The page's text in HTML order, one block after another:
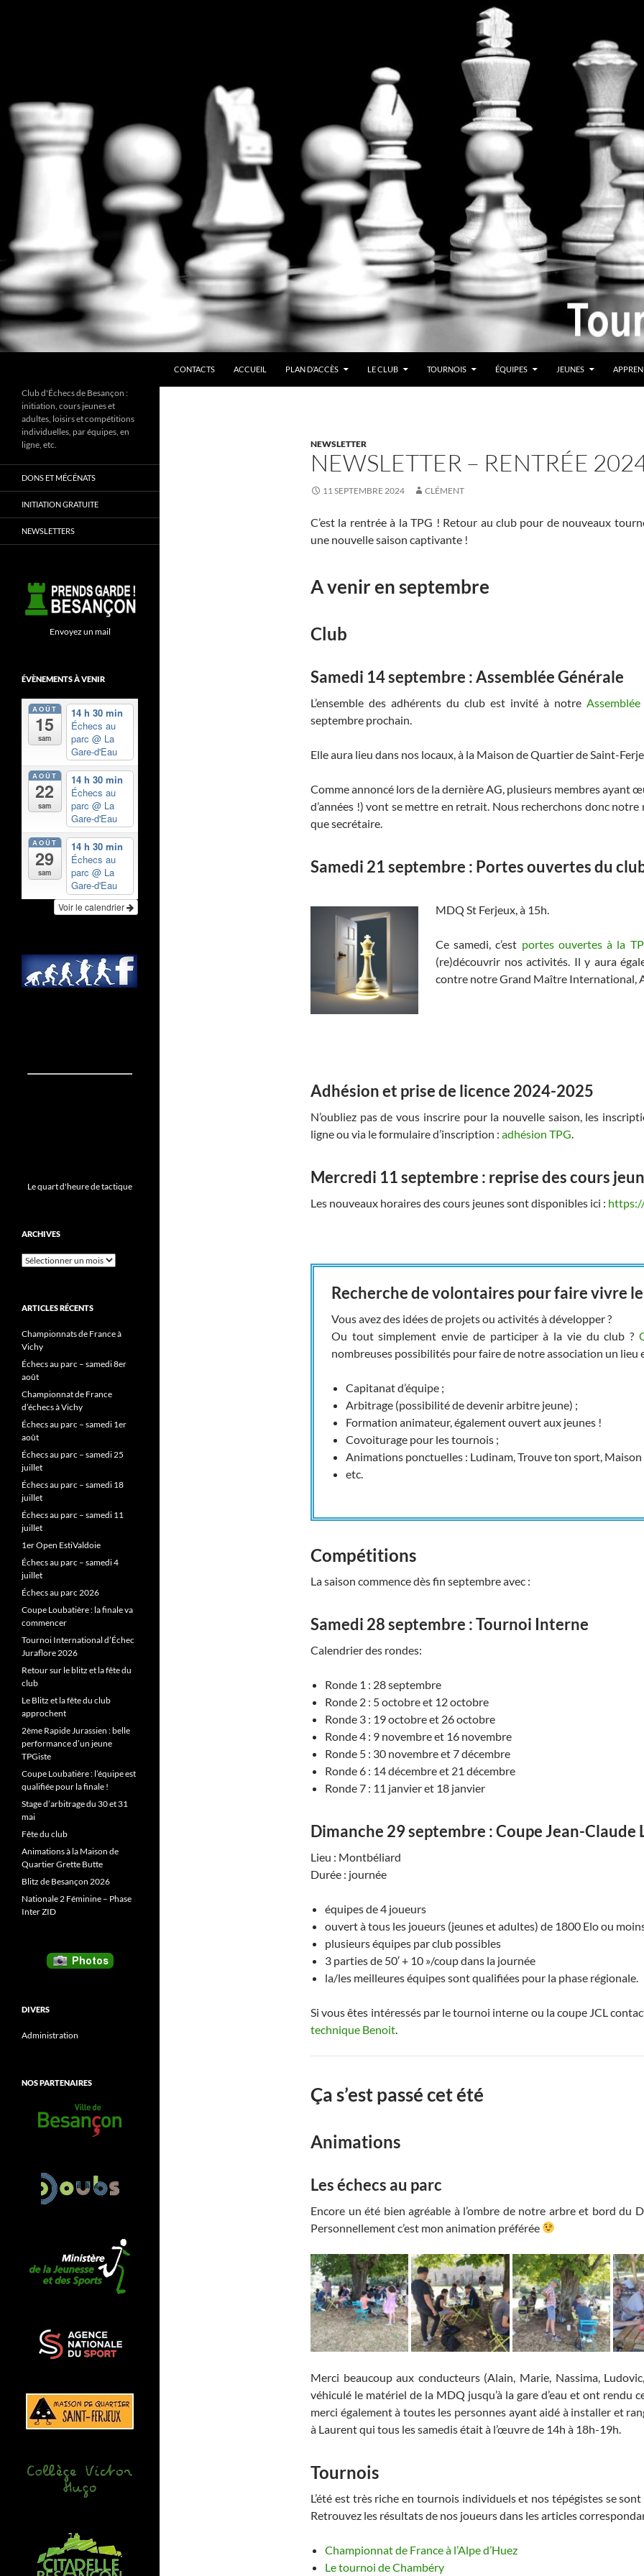
CONTACTS
ACCUEIL PLAN D’ACCÈS LE CLUB TOURNOIS ÉQUIPES JEUNES
NEWSLETTER
NEWSLETTER – RENTRÉE
11 SEPTEMBRE 2024 CLÉMENT
C’est la rentrée à la TPG ! Retour au club pour de nouveaux
une nouvelle saison captivante !
A venir en septembre
Club
Samedi 14 septembre : Assemblée Générale
L’ensemble des adhérents du club est invité à notre
septembre prochain.
Elle aura lieu dans nos locaux, à la Maison de Quartier de Saint-
Comme annoncé lors de la dernière AG, plusieurs membres ayant
d’années !) vont se mettre en retrait. Nous recherchons donc
que secrétaire.
Samedi 21 septembre : Portes ouvertes du
MDQ St Ferjeux, à 15h.
Ce samedi, c’est portes ouvertes à la
(re)découvrir nos activités. Il y aura
contre notre Grand Maître International,
Adhésion et prise de licence 2024-2025
N’oubliez pas de vous inscrire pour la nouvelle saison, les
ligne ou via le formulaire d’inscription : adhésion TPG
Mercredi 11 septembre : reprise des cours
Les nouveaux horaires des cours jeunes sont disponibles ici :
Recherche de volontaires pour faire vivre
Vous avez des idées de projets ou activités à développer ?
Ou tout simplement envie de participer à la vie du club ?
nombreuses possibilités pour faire de notre association un lieu
Capitanat d’équipe ;
Arbitrage (possibilité de devenir arbitre jeune) ;
Formation animateur, également ouvert aux jeunes !
Covoiturage pour les tournois ;
Animations ponctuelles : Ludinam, Trouve ton sport,
etc.
Compétitions
La saison commence dès fin septembre avec :
Samedi 28 septembre : Tournoi Interne
Calendrier des rondes:
Ronde 1 : 28 septembre
Ronde 2 : 5 octobre et 12 octobre
Ronde 3 : 19 octobre et 26 octobre
Ronde 4 : 9 novembre et 16 novembre
Ronde 5 : 30 novembre et 7 décembre
Ronde 6 : 14 décembre et 21 décembre
Ronde 7 : 11 janvier et 18 janvier
Dimanche 29 septembre : Coupe Jean-Claude
Lieu : Montbéliard
Durée : journée
équipes de 4 joueurs
ouvert à tous les joueurs (jeunes et adultes) de 1800 Elo ou
plusieurs équipes par club possibles
3 parties de 50′ + 10 »/coup dans la journée
la/les meilleures équipes sont qualifiées pour la phase régionale.
Si vous êtes intéressés par le tournoi interne ou la coupe JCL
technique Benoit
Ça s’est passé cet été
Animations
Les échecs au parc
Encore un été bien agréable à l’ombre de notre arbre et bord du
Personnellement c’est mon animation préférée
Merci beaucoup aux conducteurs (Alain, Marie, Nassima,
véhiculé le matériel de la MDQ jusqu’à la gare d’eau et ont rendu
merci également à toutes les personnes ayant aidé à installer et
à Laurent qui tous les samedis était à l’œuvre de 14h à 18h-19h.
Tournois
L’été est très riche en tournois individuels et nos tépégistes se
Retrouvez les résultats de nos joueurs dans les articles
Championnat de France à l’Alpe d’Huez
Le tournoi de Chambéry
Club d'Échecs de Besançon :
initiation, cours jeunes et
adultes, loisirs et compétitions
individuelles, par équipes, en
ligne, etc.
DONS ET MÉCÉNATS
INITIATION GRATUITE
NEWSLETTERS
Envoyez un mail
ÉVÈNEMENTS À VENIR
AOÛT
15
sam
14 h 30 min
Échecs au
parc @ La
Gare-d'Eau
AOÛT
22
sam
14 h 30 min
Échecs au
parc @ La
Gare-d'Eau
AOÛT
29
sam
14 h 30 min
Échecs au
parc @ La
Gare-d'Eau
Voir le calendrier
Le quart d'heure de tactique
ARCHIVES
Archives
ARTICLES RÉCENTS
Championnats de France à
Vichy
Échecs au parc – samedi 8er
août
Championnat de France
d’échecs à Vichy
Échecs au parc – samedi 1er
août
Échecs au parc – samedi 25
juillet
Échecs au parc – samedi 18
juillet
Échecs au parc – samedi 11
juillet
1er Open EstiValdoie
Échecs au parc – samedi 4
juillet
Échecs au parc 2026
Coupe Loubatière : la finale va
commencer
Tournoi International d’Échec
Juraflore 2026
Retour sur le blitz et la fête du
club
Le Blitz et la fête du club
approchent
2ème Rapide Jurassien : belle
performance d’un jeune
TPGiste
Coupe Loubatière : l’équipe est
qualifiée pour la finale !
Stage d’arbitrage du 30 et 31
mai
Fête du club
Animations à la Maison de
Quartier Grette Butte
Blitz de Besançon 2026
Nationale 2 Féminine – Phase
Inter ZID
DIVERS
Administration
NOS PARTENAIRES